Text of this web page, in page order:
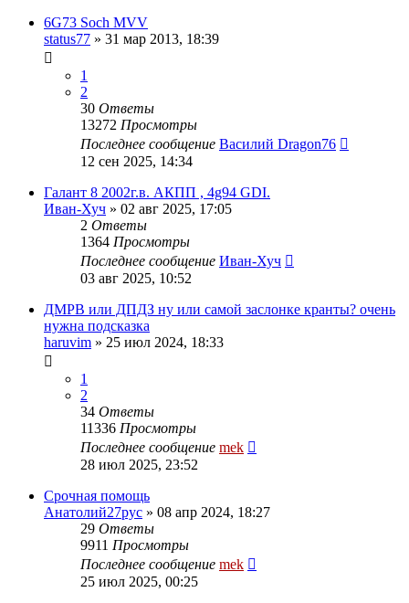
6G73 Soch MVV
status77 » 31 мар 2013, 18:39
1
2
30 Ответы
13272 Просмотры
Последнее сообщение Василий Dragon76
12 сен 2025, 14:34
Галант 8 2002г.в. АКПП , 4g94 GDI.
Иван-Хуч » 02 авг 2025, 17:05
2 Ответы
1364 Просмотры
Последнее сообщение Иван-Хуч
03 авг 2025, 10:52
ДМРВ или ДПДЗ ну или самой заслонке кранты? очень
нужна подсказка
haruvim » 25 июл 2024, 18:33
1
2
34 Ответы
11336 Просмотры
Последнее сообщение mek
28 июл 2025, 23:52
Срочная помощь
Анатолий27рус » 08 апр 2024, 18:27
29 Ответы
9911 Просмотры
Последнее сообщение mek
25 июл 2025, 00:25